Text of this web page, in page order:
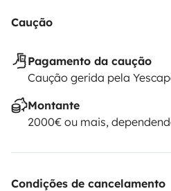
Caução
Pagamento da caução
Caução gerida pela
Montante
2000€ ou mais,
Condições de cancelamento